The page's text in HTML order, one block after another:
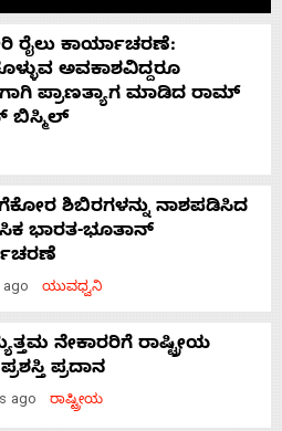
ರೈಲು ಕಾರ್ಯಾಚರಣೆ:
ಅವಕಾಶವಿದ್ದರೂ
ಪ್ರಾಣತ್ಯಾಗ ಮಾಡಿದ ರಾಮ್
ಬಿಸ್ಮಿಲ್
ಶಿಬಿರಗಳನ್ನು ನಾಶಪಡಿಸಿದ
ಭಾರತ-ಭೂತಾನ್
ago ಯುವಧ್ವನಿ
ನೇಕಾರರಿಗೆ ರಾಷ್ಟ್ರೀಯ
ಪ್ರದಾನ
ago ರಾಷ್ಟ್ರೀಯ